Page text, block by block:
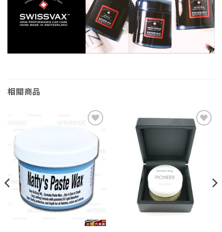
相關商品
wishlist
Add to
wishlist